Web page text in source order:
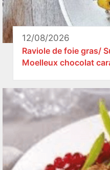
12/08/2026
Raviole de foie gras/
Moelleux chocolat